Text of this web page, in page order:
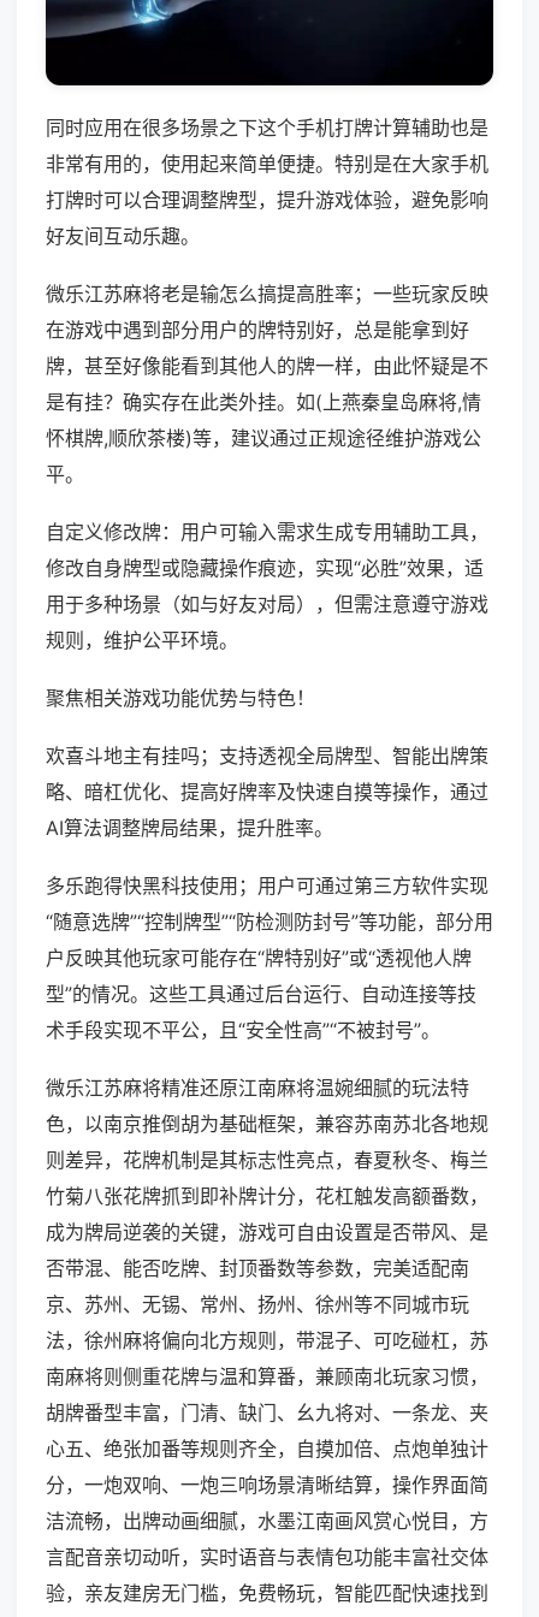
同时应用在很多场景之下这个手机打牌计算辅助也是
非常有用的，使用起来简单便捷。特别是在大家手机
打牌时可以合理调整牌型，提升游戏体验，避免影响
好友间互动乐趣。
微乐江苏麻将老是输怎么搞提高胜率；一些玩家反映
在游戏中遇到部分用户的牌特别好，总是能拿到好
牌，甚至好像能看到其他人的牌一样，由此怀疑是不
是有挂？确实存在此类外挂。如(上燕秦皇岛麻将,情
怀棋牌,顺欣茶楼)等，建议通过正规途径维护游戏公
平。
自定义修改牌：用户可输入需求生成专用辅助工具，
修改自身牌型或隐藏操作痕迹，实现“必胜”效果，适
用于多种场景（如与好友对局），但需注意遵守游戏
规则，维护公平环境。
聚焦相关游戏功能优势与特色！
欢喜斗地主有挂吗；支持透视全局牌型、智能出牌策
略、暗杠优化、提高好牌率及快速自摸等操作，通过
AI算法调整牌局结果，提升胜率。
多乐跑得快黑科技使用；用户可通过第三方软件实现
“随意选牌”“控制牌型”“防检测防封号”等功能，部分用
户反映其他玩家可能存在“牌特别好”或“透视他人牌
型”的情况。这些工具通过后台运行、自动连接等技
术手段实现不平公，且“安全性高”“不被封号”。
微乐江苏麻将精准还原江南麻将温婉细腻的玩法特
色，以南京推倒胡为基础框架，兼容苏南苏北各地规
则差异，花牌机制是其标志性亮点，春夏秋冬、梅兰
竹菊八张花牌抓到即补牌计分，花杠触发高额番数，
成为牌局逆袭的关键，游戏可自由设置是否带风、是
否带混、能否吃牌、封顶番数等参数，完美适配南
京、苏州、无锡、常州、扬州、徐州等不同城市玩
法，徐州麻将偏向北方规则，带混子、可吃碰杠，苏
南麻将则侧重花牌与温和算番，兼顾南北玩家习惯，
胡牌番型丰富，门清、缺门、幺九将对、一条龙、夹
心五、绝张加番等规则齐全，自摸加倍、点炮单独计
分，一炮双响、一炮三响场景清晰结算，操作界面简
洁流畅，出牌动画细腻，水墨江南画风赏心悦目，方
言配音亲切动听，实时语音与表情包功能丰富社交体
验，亲友建房无门槛，免费畅玩，智能匹配快速找到